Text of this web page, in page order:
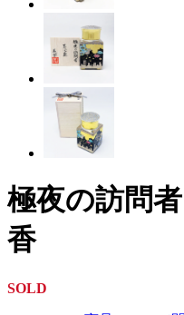
極夜の訪問
香
SOLD